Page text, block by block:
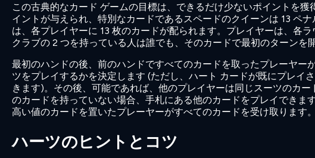
この古典的なカード ゲームの目標は、できるだけ少ないポイントを
イントが与えられ、特別なカードであるスペードのクイーンは 13 ペ
は、各プレイヤーに 13 枚のカードが配られます。プレイヤーは、各
クラブの 2 つを持っている人は誰でも、そのカードで最初のターンを
最初のハンドの後、前のハンドですべてのカードを取ったプレーヤー
ツをプレイするかを決定します (ただし、ハート カードが既にプレイ
きます)。その後、可能であれば、他のプレイヤーは同じスーツのカ
のカードを持っていない場合、手札にある他のカードをプレイできま
高い値のカードを置いたプレーヤーがすべてのカードを受け取ります。
ハーツのヒントとコツ